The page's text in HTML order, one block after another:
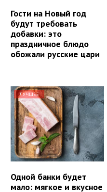
Гости на Новый год
будут требовать
добавки: это
праздничное блюдо
обожали русские цари
ЛУЧШЕЕ
Одной банки будет
мало: мягкое и вкусное